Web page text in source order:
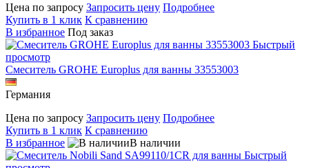
Цена по запросу Запросить цену Подробнее
Купить в 1 клик К сравнению
В избранное Под заказ
Быстрый
просмотр
Смеситель GROHE Europlus для ванны 33553003
Германия
Цена по запросу Запросить цену Подробнее
Купить в 1 клик К сравнению
В избранное
В наличии
Быстрый